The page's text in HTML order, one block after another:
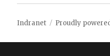
Indranet Proudly